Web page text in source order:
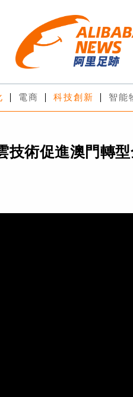
電商 科技創新 智能
技術促進澳門轉